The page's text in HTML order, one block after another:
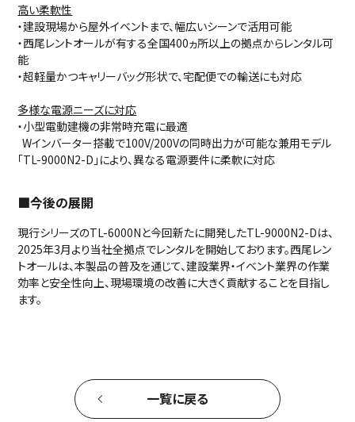
高い柔軟性
・建設現場から屋外イベントまで、幅広いシーンで活用可能
・西尾レントオールが有する全国400ヵ所以上の拠点からレンタル可
能
・超軽量かつキャリーバッグ形状で、宅配便での輸送にも対応
多様な電源ニーズに対応
・小型電動建機の非常時充電に最適
Wインバーター搭載で100V/200Vの同時出力が可能な兼用モデル
「TL-9000N2-D」により、異なる電源要件に柔軟に対応
■今後の展開
現行シリーズのTL-6000Nと今回新たに開発したTL-9000N2-Dは、
2025年3月より当社全拠点でレンタルを開始しております。西尾レン
トオールは、本製品の普及を通じて、建設業界・イベント業界の作業
効率と安全性向上、現場環境の改善に大きく貢献することを目指し
ます。
一覧に戻る